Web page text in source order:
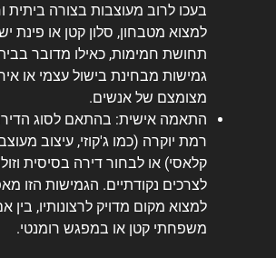
בעכו לרוב מעוצבות בצורה ביתית
למצוא מטבחון, סלון קטן או פינת
תחושת חמימות, כאילו מדובר
גמישות מבחינת בישול עצמי או
מצומצם של אנשים.
התאמה אישית: בהתאם לסוג
רמת יוקרה (כמו ג'קוזי, עיצוב
קלאסי) או לבחור דירה בסיסית
לצרכים נקודתיים. הגמישות הזו
למצוא מקום מדויק לרצונותיו, בין
משפחתי קטן או במפגש רומנטי.